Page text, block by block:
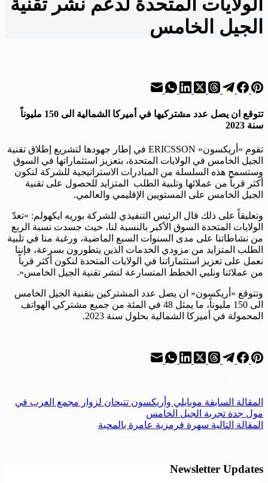
الولايات المتحدة لدعم نشر تقنية
الجيل الخامس
تتوقع ان يصل عدد مشتركيها في أميركا الشمالية الى 150 مليوناً
سنة 2023
تقوم »أريكسون« ERICSSON في إطار جهودها لتشريع إطلاق تقنية
الجيل الخامس في الولايات المتحدة، بتعزيز استثماراتها في السوق
وستسمح هذه السلسلة من المبادرات الاستراتيجية للشركة لتكون
أكثر قرباً من عملائها وتلبية الطلب المتزايد للحصول على تقنية
الجيل الخامس على المستويين الإقليمي والعالمي.
وتعليقاً على ذلك قال الرئيس التنفيذي للشركة بوريه ايكهولم: »تعدّ
الولايات المتحدة السوق الأكبر بالنسبة لنا، حيث جسدت نسبة الربع
من نشاطاتنا على مدى السنوات السبع الماضية، ورغبة منا في تلبية
الطلب المتزايد من مزودي الخدمات الذين يتطورون بسرعة، فإننا
نعمل على تعزيز استثماراتنا في الولايات المتحدة لنكون أكثر قرباً
من عملائنا ونلبي الخطط المتسارعة لنشر تقنية الجيل الخامس«.
وتتوقع »أريكسون« ان يصل عدد المشتركين بتقنية الجيل الخامس
الى 150 مليوناً، ما يمثل 48 في المئة من جميع مشتركي الهواتف
المحمولة في أميركا الشمالية بحلول سنة 2023.
المقالة السابقة موبايلي وأريكسون تتيحان لزوار مجمع العرب في
مول جدة تجربة الجيل الخامس
المقالة التالية سهرة قرمزية عامرة بالمحبة
Newsletter Updates